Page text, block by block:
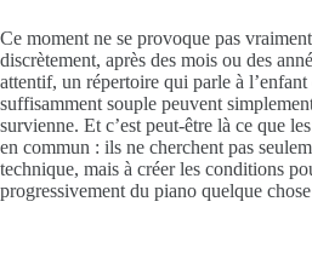
Ce moment ne se provoque pas
discrètement, après des mois ou des
attentif, un répertoire qui parle à
suffisamment souple peuvent
survienne. Et c’est peut-être là ce que
en commun : ils ne cherchent pas
technique, mais à créer les conditions
progressivement du piano quelque